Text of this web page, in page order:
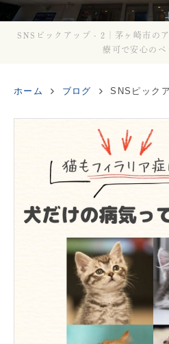
SNSピックアップ - 2｜茅ヶ崎市の
療可で安心のペ
ホーム ブログ SNSピック